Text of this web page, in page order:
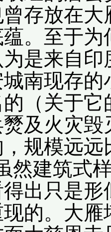
存放在
。至于
是来自
南现存
（关于
及火灾
规模远
然建筑式
得出只是
的。大